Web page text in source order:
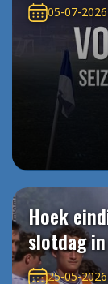
05-07-2026
Hoek
slotdag in
25-05-2026